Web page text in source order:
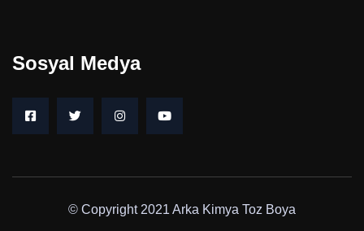
Sosyal Medya
© Copyright 2021 Arka Kimya Toz Boya